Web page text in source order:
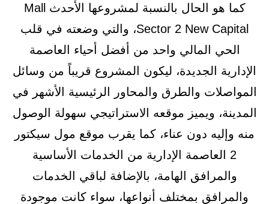
كما هو الحال بالنسبة لمشروعها الأحدث Mall
Sector 2 New Capital، والتي وضعته في قلب
الحي المالي واحد من أفضل أحياء العاصمة
الإدارية الجديدة، ليكون المشروع قريباً من وسائل
المواصلات والطرق والمحاور الرئيسية الأشهر في
المدينة، ويميز موقعه الاستراتيجي سهولة الوصول
منه وإليه دون عناء، كما يقرب موقع مول سيكتور
2 العاصمة الإدارية من الخدمات الأساسية
والمرافق الهامة، بالإضافة لباقي الخدمات
والمرافق بمختلف أنواعها، سواء كانت موجودة